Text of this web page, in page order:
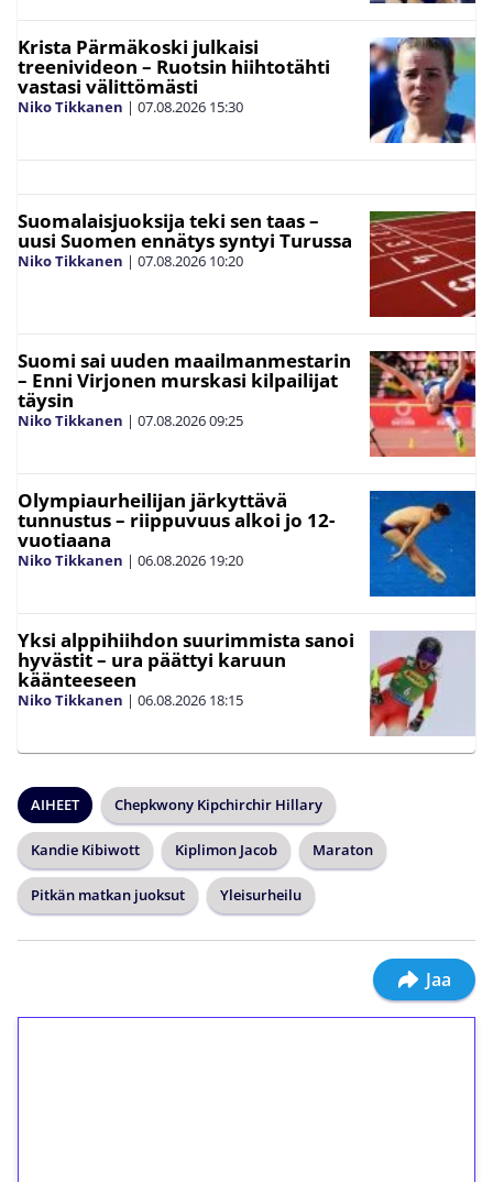
Krista Pärmäkoski julkaisi
treenivideon – Ruotsin hiihtotähti
vastasi välittömästi
Niko Tikkanen | 07.08.2026 15:30
Suomalaisjuoksija teki sen taas –
uusi Suomen ennätys syntyi Turussa
Niko Tikkanen | 07.08.2026 10:20
Suomi sai uuden maailmanmestarin
– Enni Virjonen murskasi kilpailijat
täysin
Niko Tikkanen | 07.08.202609:25
Olympiaurheilijan järkyttävä
tunnustus – riippuvuus alkoi jo 12-
vuotiaana
Niko Tikkanen | 06.08.2026 19:20
Yksi alppihiihdon suurimmista sanoi
hyvästit – ura päättyi karuun
käänteeseen
Niko Tikkanen | 06.08.2026 18:15
AIHEET Chepkwony Kipchirchir Hillary
Kandie Kibiwott Kiplimon Jacob Maraton
Pitkän matkan juoksut Yleisurheilu
Jaa